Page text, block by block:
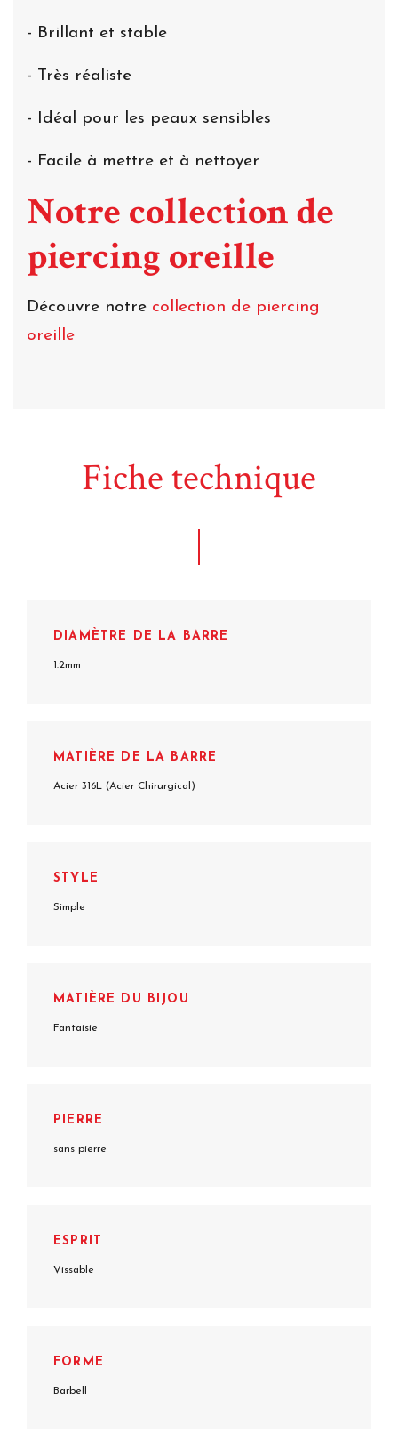
- Brillant et stable
- Très réaliste
- Idéal pour les peaux sensibles
- Facile à mettre et à nettoyer
Notre collection de
piercing oreille
Découvre notre collection de piercing
oreille
Fiche technique
DIAMÈTRE DE LA BARRE
1.2mm
MATIÈRE DE LA BARRE
Acier 316L (Acier Chirurgical)
STYLE
Simple
MATIÈRE DU BIJOU
Fantaisie
PIERRE
sans pierre
ESPRIT
Vissable
FORME
Barbell